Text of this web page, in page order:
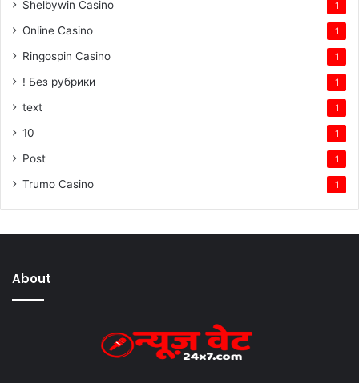
Shelbywin Casino 1
Online Casino 1
Ringospin Casino 1
! Без рубрики 1
text 1
10 1
Post 1
Trumo Casino 1
About